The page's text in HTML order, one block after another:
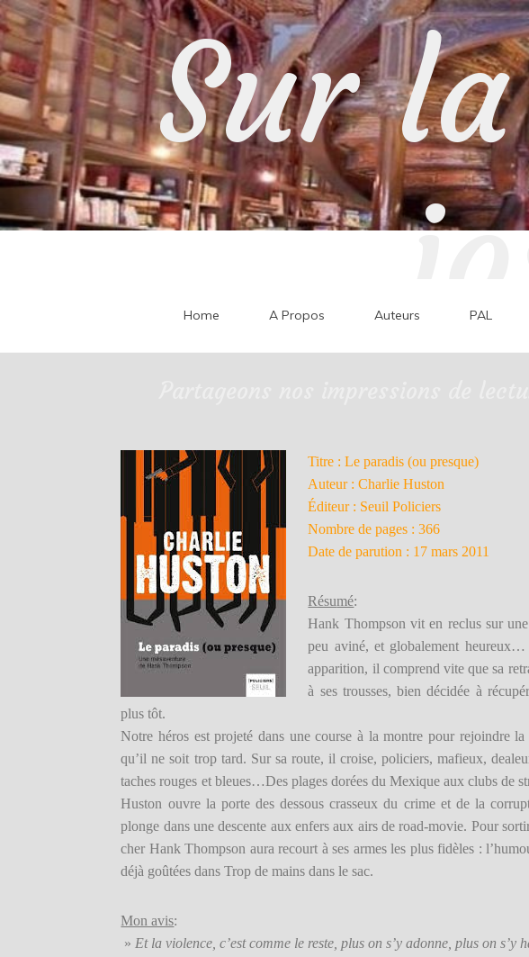
Skip
to
content
Sur
Home A Propos Auteurs PAL
Titre : Le paradis (ou presque)
Auteur : Charlie Huston
Éditeur : Seuil Policiers
Nombre de pages : 366
Date de parution : 17 mars 2011
Résumé:
Hank Thompson vit en reclus sur
peu aviné, et globalement
apparition, il comprend vite que sa
à ses trousses, bien décidée à
plus tôt.
Notre héros est projeté dans une course à la montre pour rejoindre
qu’il ne soit trop tard. Sur sa route, il croise, policiers, mafieux,
taches rouges et bleues…Des plages dorées du Mexique aux clubs de
Huston ouvre la porte des dessous crasseux du crime et de la
plonge dans une descente aux enfers aux airs de road-movie. Pour
cher Hank Thompson aura recourt à ses armes les plus fidèles :
déjà goûtées dans Trop de mains dans le sac.
Mon avis:
»Et la violence, c’est comme le reste, plus on s’y adonne, plus on s’y